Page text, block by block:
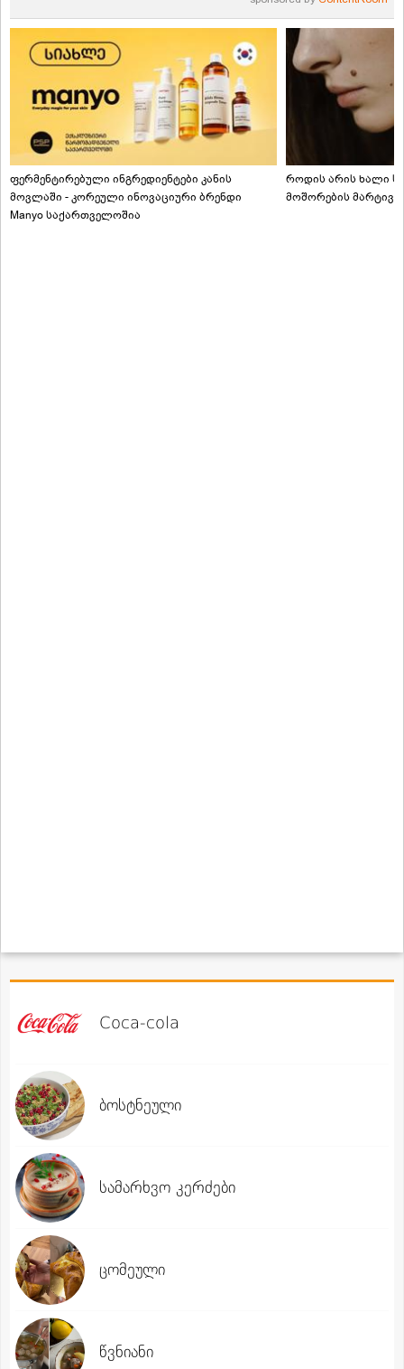
ფერმენტირებული ინგრედიენტები კანის
მოვლაში - კორეული ინოვაციური ბრენდი
Manyo საქართველოშია
როდის არის ხალი
მოშორების
Coca-cola
ბოსტნეული
სამარხვო კერძები
ცომეული
წვნიანი